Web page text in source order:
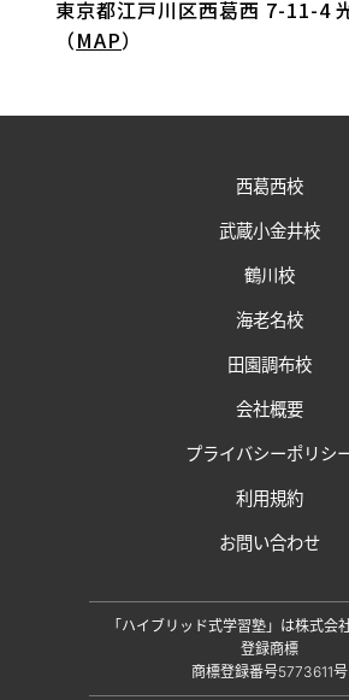
東京都江戸川区西葛西 7-11-4
（MAP）
西葛西校
武蔵小金井校
鶴川校
海老名校
田園調布校
会社概要
プライバシーポリシ
利用規約
お問い合わせ
「ハイブリッド式学習塾」は株式会
登録商標
商標登録番号5773611号